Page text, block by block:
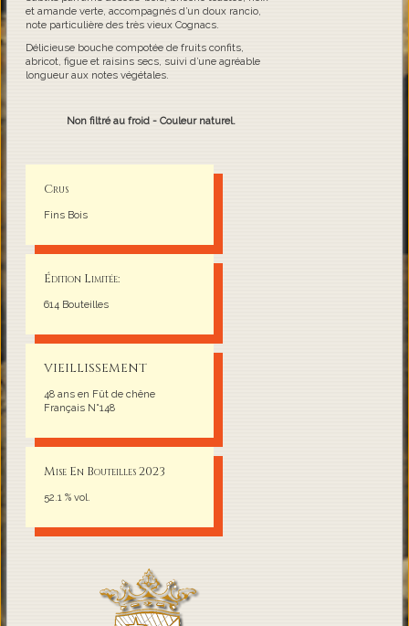
et amande verte, accompagnés d’un doux rancio,
note particulière des très vieux Cognacs.
Délicieuse bouche compotée de fruits confits,
abricot, figue et raisins secs, suivi d’une agréable
longueur aux notes végétales.
Non filtré au froid - Couleur naturel.
Crus
Fins Bois
Édition Limitée:
614 Bouteilles
VIEILLISSEMENT
48 ans en Fût de chêne
Français N°148
Mise En Bouteilles 2023
52.1 % vol.